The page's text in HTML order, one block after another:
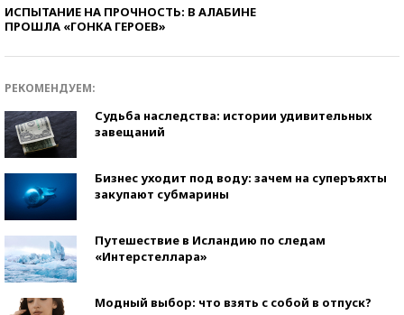
ИСПЫТАНИЕ НА ПРОЧНОСТЬ: В АЛАБИНЕ
ПРОШЛА «ГОНКА ГЕРОЕВ»
РЕКОМЕНДУЕМ:
Судьба наследства: истории удивительных
завещаний
Бизнес уходит под воду: зачем на суперъяхты
закупают субмарины
Путешествие в Исландию по следам
«Интерстеллара»
Модный выбор: что взять с собой в отпуск?